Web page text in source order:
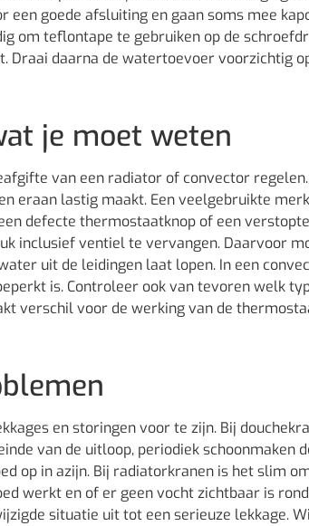
een goede afsluiting en gaan soms mee
om teflontape te gebruiken op de
Draai daarna de watertoevoer voorzichtig
je moet weten
van een radiator of convector
eraan lastig maakt. Een veelgebruikte
defecte thermostaatknop of een
inclusief ventiel te vervangen. Daarvoor
uit de leidingen laat lopen. In een
is. Controleer ook van tevoren welk
verschil voor de werking van de
en storingen voor te zijn. Bij
van de uitloop, periodiek schoonmaken
op in azijn. Bij radiatorkranen is het slim
werkt en of er geen vocht zichtbaar is
situatie uit tot een serieuze lekkage.